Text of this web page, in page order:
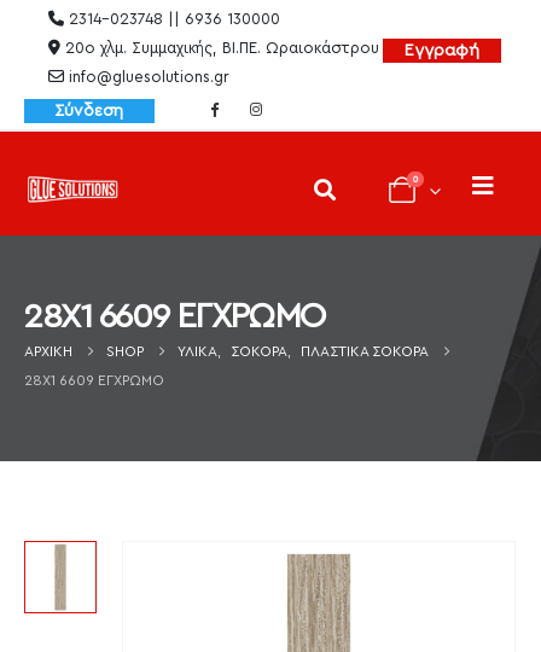
2314-023748 || 6936 130000
20ο χλμ. Συμμαχικής, ΒΙ.ΠΕ. Ωραιοκάστρου
info@gluesolutions.gr
Εγγραφή
Σύνδεση
0
28X1 6609 ΕΓΧΡΩΜΟ
ΑΡΧΙΚΉ SHOP ΥΛΙΚΆ, ΣΌΚΟΡΑ,
ΠΛΑΣΤΙΚΆ ΣΌΚΟΡΑ
28X1 6609 ΕΓΧΡΩΜΟ